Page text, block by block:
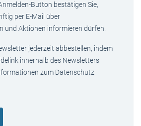
Button bestätigen Sie,
per E-Mail über
und Aktionen informieren dürfen.
jederzeit abbestellen, indem
innerhalb des Newsletters
zum Datenschutz